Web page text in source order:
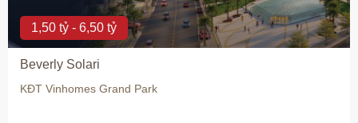
1,50 tỷ - 6,50 tỷ
Beverly Solari
KĐT Vinhomes Grand Park